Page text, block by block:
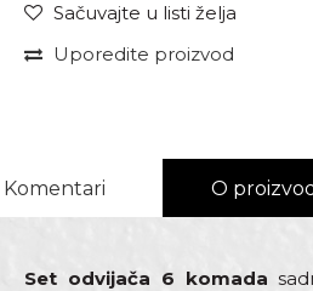
Sačuvajte u listi želja
Uporedite proizvod
Komentari O
Set odvijača 6 komada